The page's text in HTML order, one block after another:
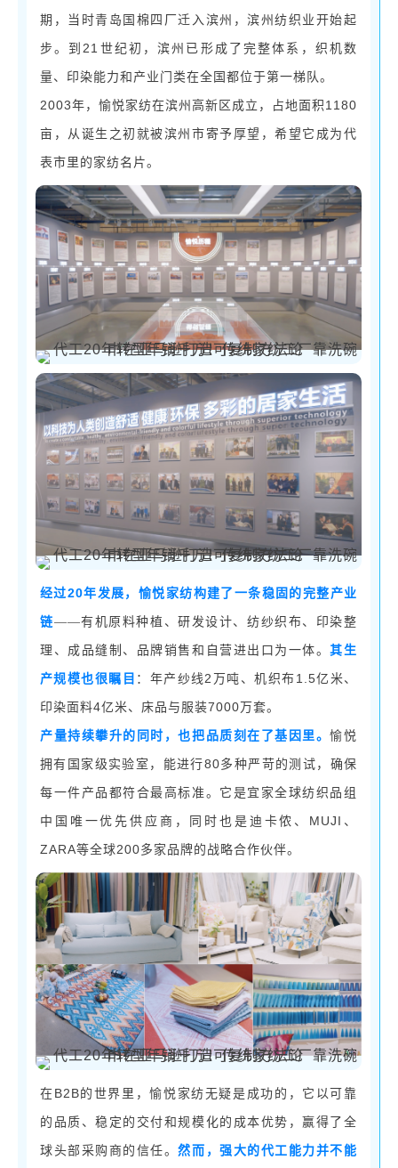
期，当时青岛国棉四厂迁入滨州，滨州纺织业开始起
步。到21世纪初，滨州已形成了完整体系，织机数
量、印染能力和产业门类在全国都位于第一梯队。
2003年，愉悦家纺在滨州高新区成立，占地面积1180
亩，从诞生之初就被滨州市寄予厚望，希望它成为代
表市里的家纺名片。
经过20年发展，愉悦家纺构建了一条稳固的完整产业
链——有机原料种植、研发设计、纺纱织布、印染整
理、成品缝制、品牌销售和自营进出口为一体。其生
产规模也很瞩目 ：年产纱线 2万吨、机织布1.5亿米、
印染面料4亿米、床品与服装7000万套。
产量持续攀升的同时，也把品质刻在了基因里。愉悦
拥有国家级实验室，能进行80多种严苛的测试，确保
每一件产品都符合最高标准。它是宜家全球纺织品组
中国唯一优先供应商，同时也是迪卡侬、MUJI、
ZARA等全球200多家品牌的战略合作伙伴。
在 B2B的世界里，愉悦家纺无疑是成功的，它以可靠
的品质、稳定的交付和规模化的成本优势，赢得了全
球头部采购商的信任。然而，强大的代工能力并不能